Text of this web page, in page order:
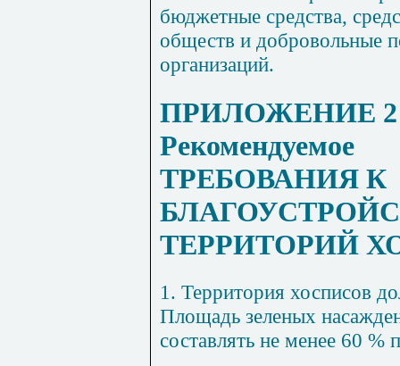
бюджетные средства,
обществ и добровольные
организаций.
ПРИЛОЖЕНИЕ 2
Рекомендуемое
ТРЕБОВАНИЯ К
ТЕРРИТОРИЙ
1. Территория хосписов
Площадь зеленых
составлять не менее 60 %